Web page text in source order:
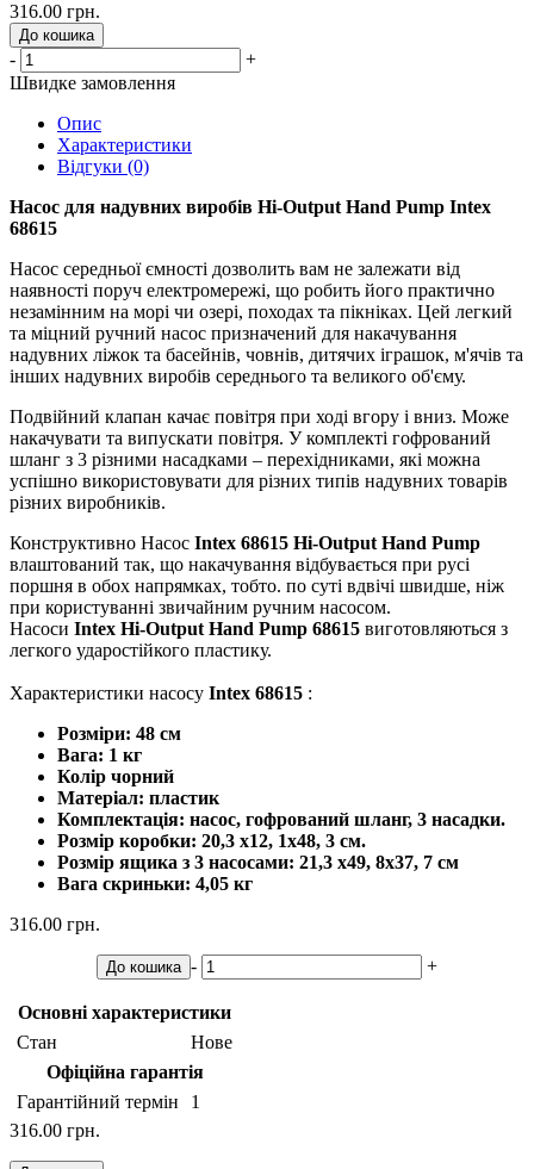
316.00 грн.
До кошика
-
+
Швидке замовлення
Опис
Характеристики
Відгуки (0)
Насос для надувних виробів Hi-Output Hand Pump Intex
68615
Насос середньої ємності дозволить вам не залежати від
наявності поруч електромережі, що робить його практично
незамінним на морі чи озері, походах та пікніках. Цей легкий
та міцний ручний насос призначений для накачування
надувних ліжок та басейнів, човнів, дитячих іграшок, м'ячів та
інших надувних виробів середнього та великого об'єму.
Подвійний клапан качає повітря при ході вгору і вниз. Може
накачувати та випускати повітря. У комплекті гофрований
шланг з 3 різними насадками – перехідниками, які можна
успішно використовувати для різних типів надувних товарів
різних виробників.
Конструктивно Насос Intex 68615 Hi-Output Hand Pump
влаштований так, що накачування відбувається при русі
поршня в обох напрямках, тобто. по суті вдвічі швидше, ніж
при користуванні звичайним ручним насосом.
Насоси Intex Hi-Output Hand Pump 68615 виготовляються з
легкого ударостійкого пластику.
Характеристики насосу Intex 68615 :
Розміри: 48 см
Вага: 1 кг
Колір чорний
Матеріал: пластик
Комплектація: насос, гофрований шланг, 3 насадки.
Розмір коробки: 20,3 x12, 1x48, 3 см.
Розмір ящика з 3 насосами: 21,3 х49, 8х37, 7 см
Вага скриньки: 4,05 кг
316.00 грн.
До кошика - +
Основні характеристики
Стан
Нове
Офіційна гарантія
Гарантійний термін
1
316.00 грн.